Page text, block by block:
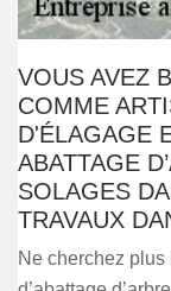
VOUS AVEZ
COMME
D'ÉLAGAGE
ABATTAGE
SOLAGES
TRAVAUX
Ne cherchez